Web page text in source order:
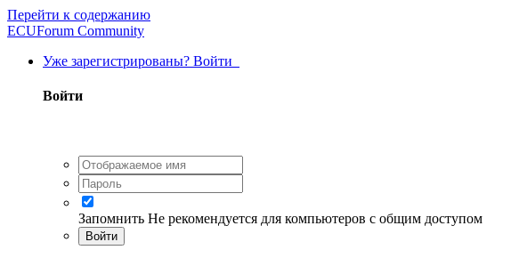
Перейти к содержанию
ECUForum Community
Уже зарегистрированы? Войти
Войти
Запомнить Не рекомендуется для компьютеров с общим доступом
Войти